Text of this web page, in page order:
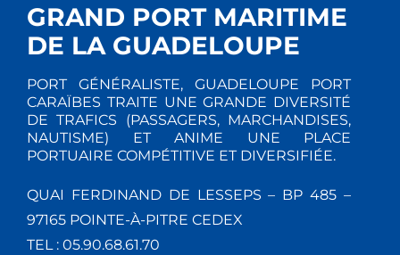
GRAND PORT MARITIME
DE LA GUADELOUPE
PORT GÉNÉRALISTE, GUADELOUPE PORT
CARAÏBES TRAITE UNE GRANDE DIVERSITÉ
DE TRAFICS (PASSAGERS, MARCHANDISES,
NAUTISME) ET ANIME UNE PLACE
PORTUAIRE COMPÉTITIVE ET DIVERSIFIÉE.
QUAI FERDINAND DE LESSEPS – BP 485 –
97165 POINTE-À-PITRE CEDEX
TEL : 05.90.68.61.70